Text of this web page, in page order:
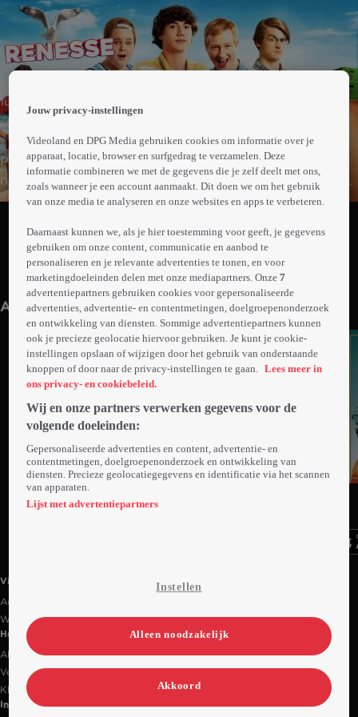
1uur16min
Puber Bas krijgt van zijn stervende opa het advies om
niet te lang wachten met vrouwen versieren. Hij besluit
het advies op te volgen in de zomervakantie. Samen met
gaat Bas naar Renesse. Maar zijn gênante vrienden
maken zijn kansen om een meisje te scoren met de dag
kleiner.
Abonneren op Videoland
Meer
info
Anderen kijken ook
Ga
naar
Videoland
Actiecode
Werken bij RTL
Handige links
Alle films & series
Veelgestelde vragen
Klantenservice
Informatie
Jouw privacy-instellingen
Videoland en DPG Media gebruiken cookies om informatie over je
apparaat, locatie, browser en surfgedrag te verzamelen. Deze
informatie combineren we met de gegevens die je zelf deelt met ons,
zoals wanneer je een account aanmaakt. Dit doen we om het gebruik
van onze media te analyseren en onze websites en apps te verbeteren.
Daarnaast kunnen we, als je hier toestemming voor geeft, je gegevens
gebruiken om onze content, communicatie en aanbod te
personaliseren en je relevante advertenties te tonen, en voor
marketingdoeleinden delen met onze mediapartners. Onze7
advertentiepartners gebruiken cookies voor gepersonaliseerde
advertenties, advertentie- en contentmetingen, doelgroepenonderzoek
en ontwikkeling van diensten. Sommige advertentiepartners kunnen
ook je precieze geolocatie hiervoor gebruiken. Je kunt je cookie-
instellingen opslaan of wijzigen door het gebruik van onderstaande
knoppen of door naar de privacy-instellingen te gaan.
Lees meer in
ons privacy- en cookiebeleid.
Wij en onze partners verwerken gegevens voor de
volgende doeleinden:
Gepersonaliseerde advertenties en content, advertentie- en
contentmetingen, doelgroepenonderzoek en ontwikkeling van
diensten. Precieze geolocatiegegevens en identificatie via het scannen
van apparaten.
Lijst met advertentiepartners
Instellen
Alleen noodzakelijk
Akkoord